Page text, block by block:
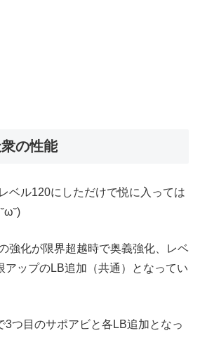
の性能
ベル120にしただけで悦に入っては
強化が限界超越時で奥義強化、レベ
アップのLB追加（共通）となってい
3つ目のサポアビと各LB追加となっ